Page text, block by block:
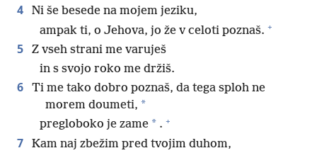
4
Ni še besede na mojem jeziku,
ampak ti, o Jehova, jo že v celoti poznaš. +
5
Z vseh strani me varuješ
in s svojo roko me držiš.
6
Ti me tako dobro poznaš, da tega sploh ne
morem doumeti, *
pregloboko je zame * . +
7
Kam naj zbežim pred tvojim duhom,